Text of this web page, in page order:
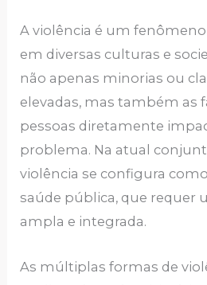
A violência é um
em diversas culturas e
não apenas minorias ou
elevadas, mas também as
pessoas diretamente
problema. Na atual
violência se configura
saúde pública, que requer
ampla e integrada.
As múltiplas formas de